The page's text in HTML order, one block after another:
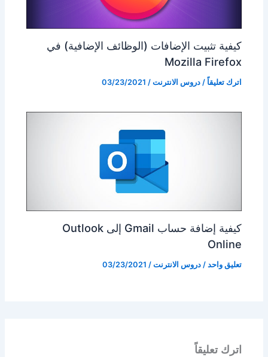
كيفية تثبيت الإضافات (الوظائف الإضافية) في
Mozilla Firefox
اترك تعليقاً /دروس الانترنت /
03/23/2021
كيفية إضافة حساب Gmail إلى Outlook
Online
تعليق واحد /دروس الانترنت /
03/23/2021
اترك تعليقاً